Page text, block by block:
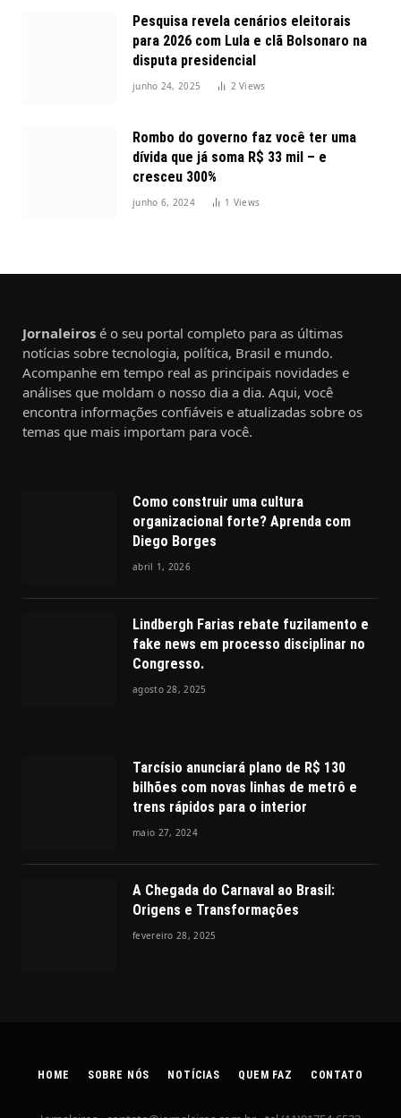
Pesquisa revela cenários eleitorais
para 2026 com Lula e clã Bolsonaro na
disputa presidencial
junho 24, 2025 2Views
Rombo do governo faz você ter uma
dívida que já soma R$ 33 mil – e
cresceu 300%
junho 6, 2024 1 Views
Jornaleiros é o seu portal completo para as últimas
notícias sobre tecnologia, política, Brasil e mundo.
Acompanhe em tempo real as principais novidades e
análises que moldam o nosso dia a dia. Aqui, você
encontra informações confiáveis e atualizadas sobre os
temas que mais importam para você.
Como construir uma cultura
organizacional forte? Aprenda com
Diego Borges
abril 1, 2026
Lindbergh Farias rebate fuzilamento e
fake news em processo disciplinar no
Congresso.
agosto 28, 2025
Tarcísio anunciará plano de R$ 130
bilhões com novas linhas de metrô e
trens rápidos para o interior
maio 27, 2024
A Chegada do Carnaval ao Brasil:
Origens e Transformações
fevereiro 28, 2025
HOME SOBRE NÓS NOTÍCIAS QUEM FAZ CONTATO